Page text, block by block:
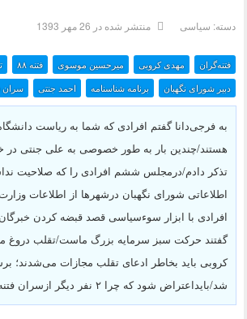
دسته: سیاسی منتشر شده در 26 مهر 1393
فتنه‌گران مهدی کروبی میرحسین موسوی فتنه ۸۸
سران
احمد جنتی برنامه شناسنامه دبیر شورای نگهبان
به فرجی‌دانا گفتم افرادی که شما به ریاست
هستند/چندین بار به طور خصوصی به علی جنتی در
تذکر دادم/درمجلس ششم افرادی را که صلاحیت
اطلاعاتی شورای نگهبان درشهرها از اطلاعات
افرادی با ابزار سوءسیاسی قصد قبضه کردن خبرگان
گفتند حرکت سبز سرمایه بزرگ ماست/تقلب دروغ
کروبی باید بخاطر ادعای تقلب مجازات می‌شدند؛
شد/بایداعتراض شود که چرا ۲ نفر دیگر ازسران فتنه آزادند